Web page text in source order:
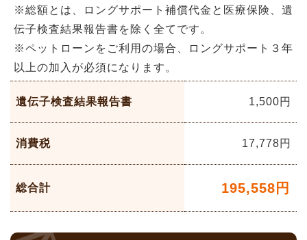
※総額とは、ロングサポート補償代金と医療保険、遺
伝子検査結果報告書を除く全てです。
※ペットローンをご利用の場合、ロングサポート３年
以上の加入が必須になります。
遺伝子検査結果報告書 1,500円
消費税 17,778円
総合計 195,558 円